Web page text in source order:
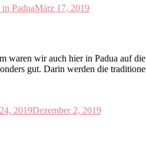
PaduaMärz 17, 2019
waren wir auch hier in Padua auf
gut. Darin werden die
2019Dezember 2, 2019